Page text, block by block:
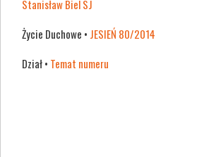
Stanisław Biel SJ
Życie Duchowe • JESIEŃ 80/2014
Dział • Temat numeru